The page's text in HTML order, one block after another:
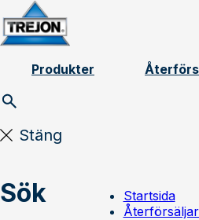
Skip to content
Produkter
Stäng
Sök
Startsida